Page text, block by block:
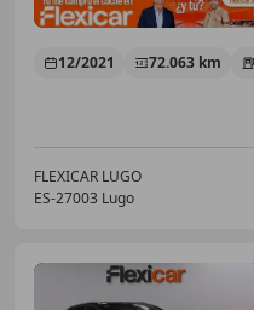
12/2021 72.063 km
FLEXICAR LUGO
ES-27003 Lugo